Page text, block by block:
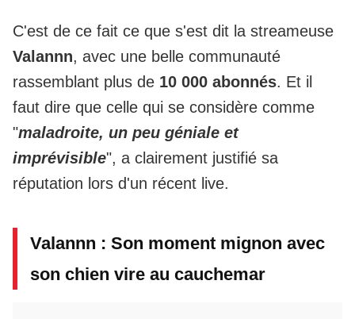
C'est de ce fait ce que s'est dit la streameuse
Valannn, avec une belle communauté
rassemblant plus de 10 000 abonnés. Et il
faut dire que celle qui se considère comme
"maladroite, un peu géniale et
imprévisible", a clairement justifié sa
réputation lors d'un récent live.
Valannn : Son moment mignon avec
son chien vire au cauchemar